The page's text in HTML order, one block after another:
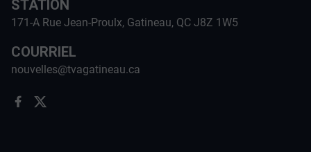
STATION
171-A Rue Jean-Proulx, Gatineau, QC J8Z 1W5
COURRIEL
nouvelles@tvagatineau.ca